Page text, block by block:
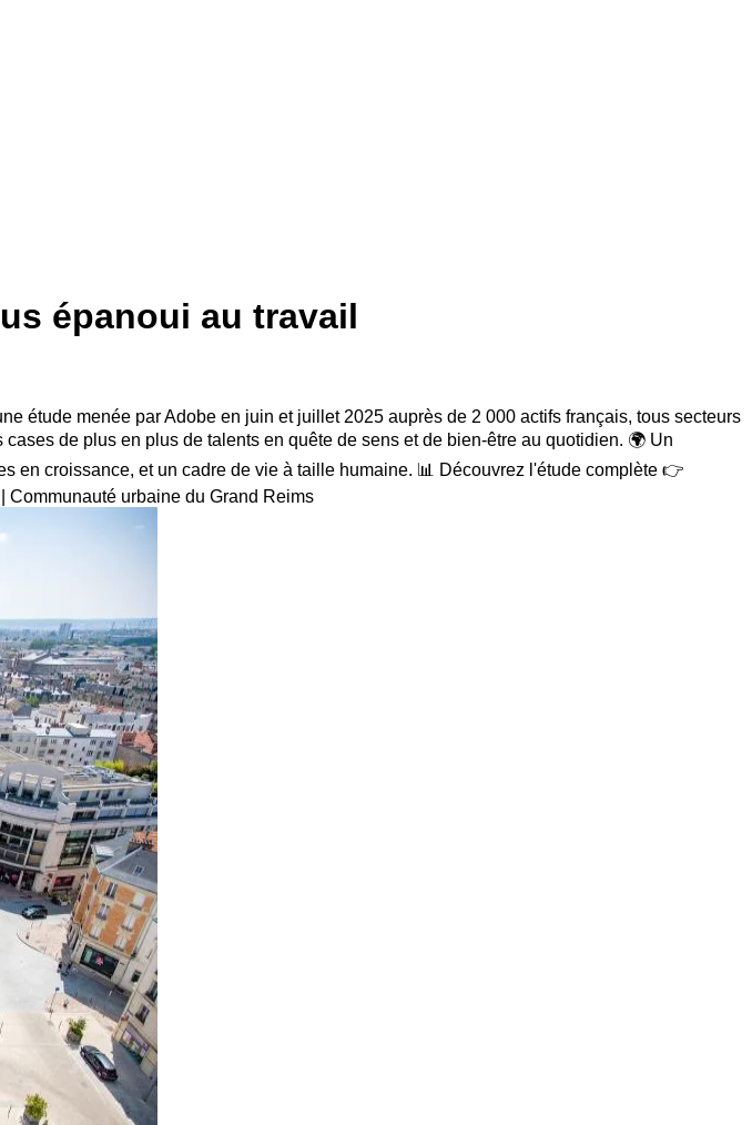
épanoui au travail
étude menée par Adobe en juin et juillet 2025 auprès de 2 000 actifs français, tous secteurs
de plus en plus de talents en quête de sens et de bien-être au quotidien. 🌍 Un
en croissance, et un cadre de vie à taille humaine. 📊 Découvrez l'étude complète 👉
urbaine du Grand Reims